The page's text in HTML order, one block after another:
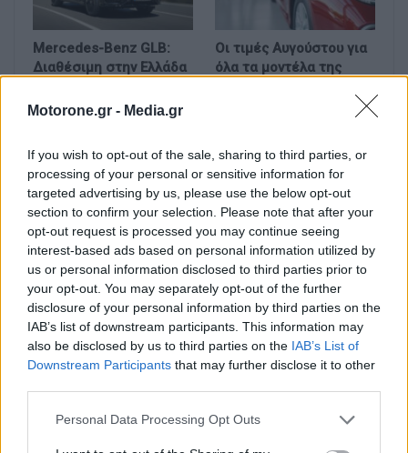
Motorone.gr - Media.gr
If you wish to opt-out of the sale, sharing to third parties, or
processing of your personal or sensitive information for
targeted advertising by us, please use the below opt-out
section to confirm your selection. Please note that after your
opt-out request is processed you may continue seeing
interest-based ads based on personal information utilized by
us or personal information disclosed to third parties prior to
your opt-out. You may separately opt-out of the further
disclosure of your personal information by third parties on the
IAB’s list of downstream participants. This information may
also be disclosed by us to third parties on the IAB’s List of
Downstream Participants that may further disclose it to other
Personal Data Processing Opt Outs
Mercedes-Benz GLB:
Διαθέσιμη στην Ελλάδα
Οι τιμές Αυγούστου για
όλα τα μοντέλα της
Leapmotor T03:
Διαθέσιμο με νέα,
μειωμένη τιμή, από
16.190 ευρώ
e-νημερώσου 2026 –
GAC Aion UT: Compact
ηλεκτρικό hatchback
με 204 ίππους